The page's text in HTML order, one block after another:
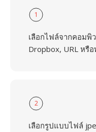
1
เลือกไฟล์จากคอมพิ
Dropbox, URL หรื
2
เลือกรูปแบบไฟล์